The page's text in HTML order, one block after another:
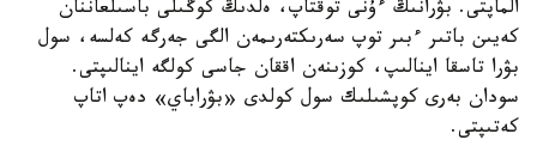
الماپتى. بۋرانىڭ ءۇنى توقتاپ، ەلدىڭ كوڭىلى باسىلعاننان
كەيىن باتىر ءبىر توپ سەرىكتەرىمەن الگى جەرگە كەلسە، سول
بۋرا تاسقا اينالىپ، كوزىنەن اققان جاسى كولگە اينالىپتى.
سودان بەرى كوپشىلىك سول كولدى «بۋراباي» دەپ اتاپ
كەتىپتى.